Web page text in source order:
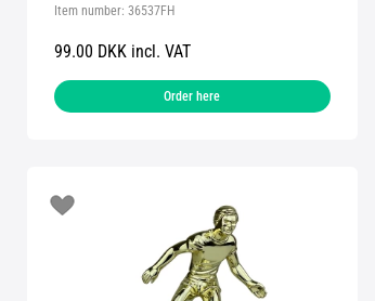
Item number: 36537FH
99.00 DKK incl. VAT
Order here